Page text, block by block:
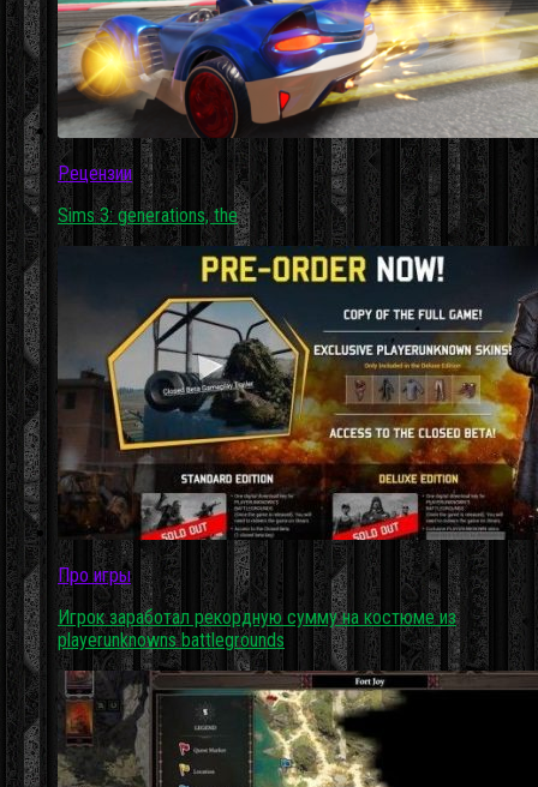
Рецензии
Sims 3: generations, the
Про игры
Игрок заработал рекордную сумму на костюме из
playerunknowns battlegrounds